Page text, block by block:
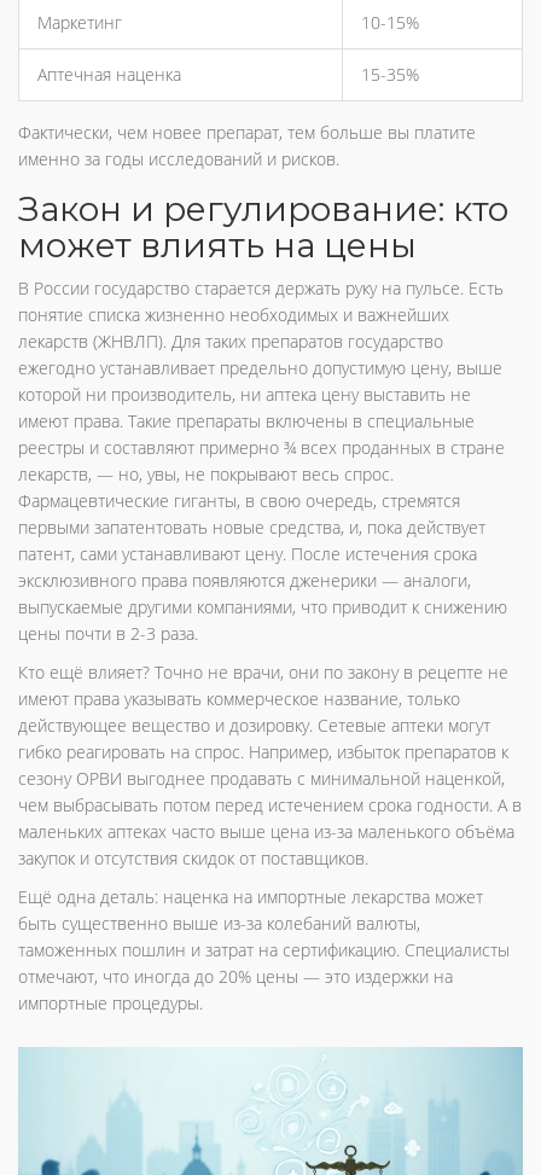
Маркетинг 10-15%
Аптечная наценка 15-35%
Фактически, чем новее препарат, тем больше вы платите
именно за годы исследований и рисков.
Закон и регулирование: кто
может влиять на цены
В России государство старается держать руку на пульсе. Есть
понятие списка жизненно необходимых и важнейших
лекарств (ЖНВЛП). Для таких препаратов государство
ежегодно устанавливает предельно допустимую цену, выше
которой ни производитель, ни аптека цену выставить не
имеют права. Такие препараты включены в специальные
реестры и составляют примерно ¾ всех проданных в стране
лекарств, — но, увы, не покрывают весь спрос.
Фармацевтические гиганты, в свою очередь, стремятся
первыми запатентовать новые средства, и, пока действует
патент, сами устанавливают цену. После истечения срока
эксклюзивного права появляются дженерики — аналоги,
выпускаемые другими компаниями, что приводит к снижению
цены почти в 2-3 раза.
Кто ещё влияет? Точно не врачи, они по закону в рецепте не
имеют права указывать коммерческое название, только
действующее вещество и дозировку. Сетевые аптеки могут
гибко реагировать на спрос. Например, избыток препаратов к
сезону ОРВИ выгоднее продавать с минимальной наценкой,
чем выбрасывать потом перед истечением срока годности. А в
маленьких аптеках часто выше цена из-за маленького объёма
закупок и отсутствия скидок от поставщиков.
Ещё одна деталь: наценка на импортные лекарства может
быть существенно выше из-за колебаний валюты,
таможенных пошлин и затрат на сертификацию. Специалисты
отмечают, что иногда до 20% цены — это издержки на
импортные процедуры.